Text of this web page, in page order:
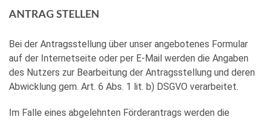
ANTRAG STELLEN
Bei der Antragsstellung über unser angebotenes Formular
auf der Internetseite oder per E-Mail werden die Angaben
des Nutzers zur Bearbeitung der Antragsstellung und deren
Abwicklung gem. Art. 6 Abs. 1 lit. b) DSGVO verarbeitet.
Im Falle eines abgelehnten Förderantrags werden die